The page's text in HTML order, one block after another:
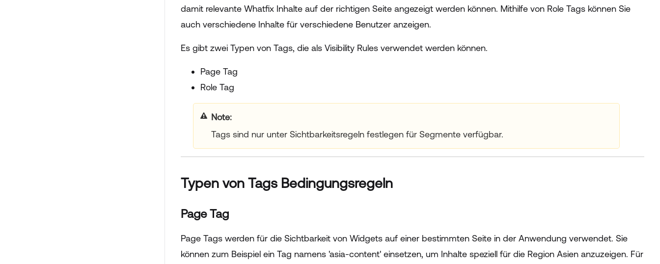
damit relevante Whatfix Inhalte auf der richtigen Seite angezeigt werden können. Mithilfe von Role Tags können Sie
auch verschiedene Inhalte für verschiedene Benutzer anzeigen.
Es gibt zwei Typen von Tags, die als Visibility Rules verwendet werden können.
Page Tag
Role Tag
your title goes here
Tags sind nur unter Sichtbarkeitsregeln festlegen für Segmente verfügbar.
Typen von Tags Bedingungsregeln
Page Tag
Page Tags werden für die Sichtbarkeit von Widgets auf einer bestimmten Seite in der Anwendung verwendet. Sie
können zum Beispiel ein Tag namens 'asia-content' einsetzen, um Inhalte speziell für die Region Asien anzuzeigen. Für